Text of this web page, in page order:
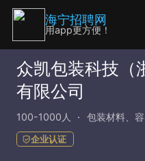
众凯包装科技（
有限公司
100-1000人 包装材料、
企业认证
海宁招聘网
用app更方便！